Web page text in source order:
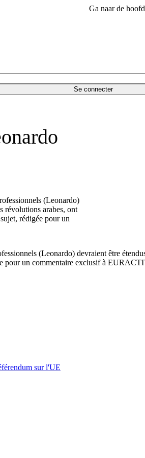
Ga naar de
Se connecter
(Leonardo)
révolutions arabes, ont
rédigée pour un
(Leonardo) devraient être
pour un commentaire exclusif à
sur l'UE